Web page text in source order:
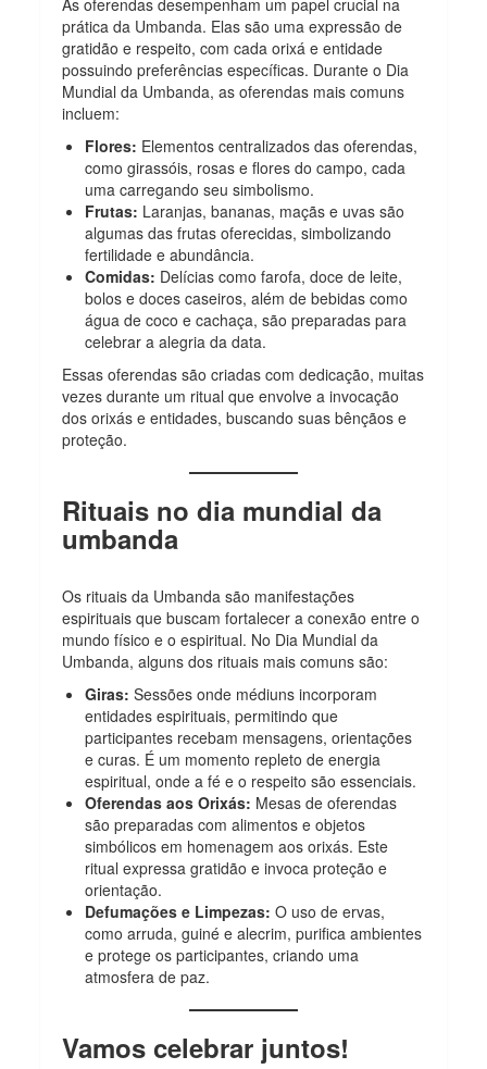
prática da Umbanda. Elas são uma expressão de
gratidão e respeito, com cada orixá e entidade
possuindo preferências específicas. Durante o Dia
Mundial da Umbanda, as oferendas mais comuns
incluem:
Flores: Elementos centralizados das oferendas,
como girassóis, rosas e flores do campo, cada
uma carregando seu simbolismo.
Frutas: Laranjas, bananas, maçãs e uvas são
algumas das frutas oferecidas, simbolizando
fertilidade e abundância.
Comidas: Delícias como farofa, doce de leite,
bolos e doces caseiros, além de bebidas como
água de coco e cachaça, são preparadas para
celebrar a alegria da data.
Essas oferendas são criadas com dedicação, muitas
vezes durante um ritual que envolve a invocação
dos orixás e entidades, buscando suas bênçãos e
proteção.
Rituais no dia mundial da
umbanda
Os rituais da Umbanda são manifestações
espirituais que buscam fortalecer a conexão entre o
mundo físico e o espiritual. No Dia Mundial da
Umbanda, alguns dos rituais mais comuns são:
Giras:Sessões onde médiuns incorporam
entidades espirituais, permitindo que
participantes recebam mensagens, orientações
e curas. É um momento repleto de energia
espiritual, onde a fé e o respeito são essenciais.
Oferendas aos Orixás: Mesas de oferendas
são preparadas com alimentos e objetos
simbólicos em homenagem aos orixás. Este
ritual expressa gratidão e invoca proteção e
orientação.
Defumações e Limpezas: O uso de ervas,
como arruda, guiné e alecrim, purifica ambientes
e protege os participantes, criando uma
atmosfera de paz.
Vamos celebrar juntos!